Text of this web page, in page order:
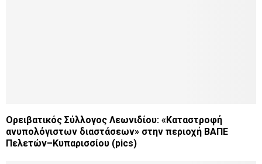
Ορειβατικός Σύλλογος Λεωνιδίου: «Καταστροφή
ανυπολόγιστων διαστάσεων» στην περιοχή ΒΑΠΕ
Πελετών–Κυπαρισσίου (pics)